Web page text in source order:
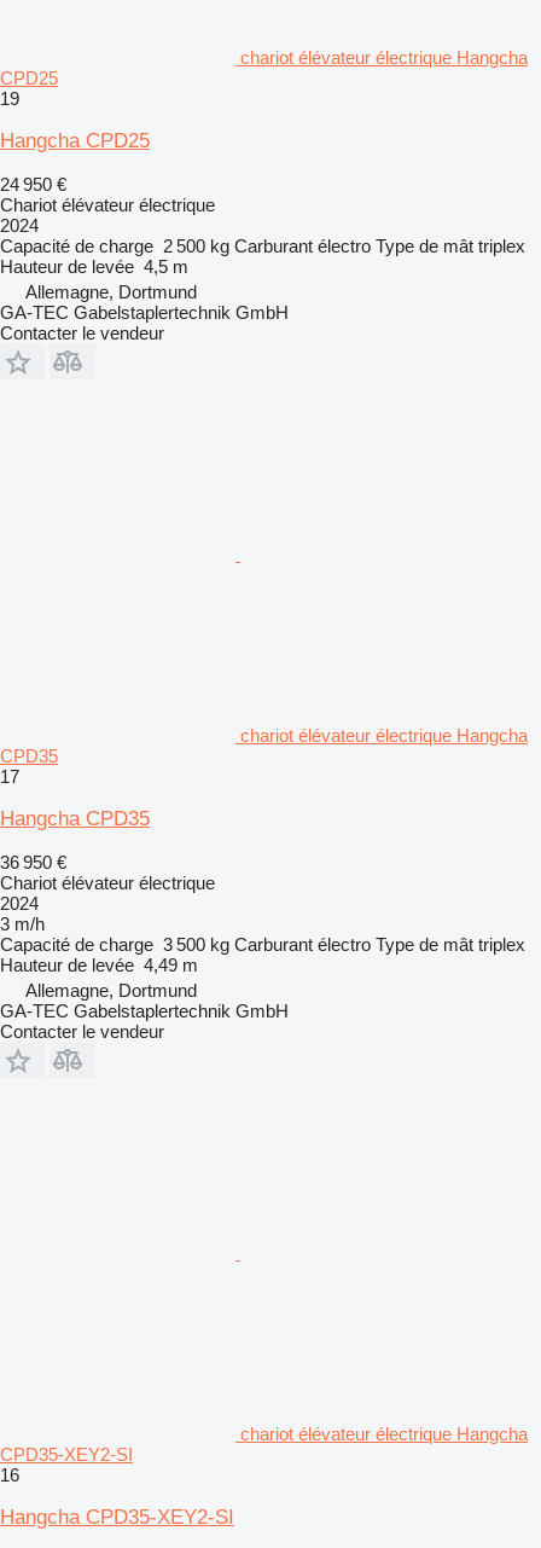
chariot élévateur électrique Hangcha
CPD25
19
Hangcha CPD25
24 950 €
Chariot élévateur électrique
2024
Capacité de charge 2 500 kg Carburant électro Type de mât triplex
Hauteur de levée 4,5 m
Allemagne, Dortmund
GA-TEC Gabelstaplertechnik GmbH
Contacter le vendeur
chariot élévateur électrique Hangcha
CPD35
17
Hangcha CPD35
36 950 €
Chariot élévateur électrique
2024
3 m/h
Capacité de charge 3 500 kg Carburant électro Type de mât triplex
Hauteur de levée 4,49 m
Allemagne, Dortmund
GA-TEC Gabelstaplertechnik GmbH
Contacter le vendeur
chariot élévateur électrique Hangcha
CPD35-XEY2-SI
16
Hangcha CPD35-XEY2-SI